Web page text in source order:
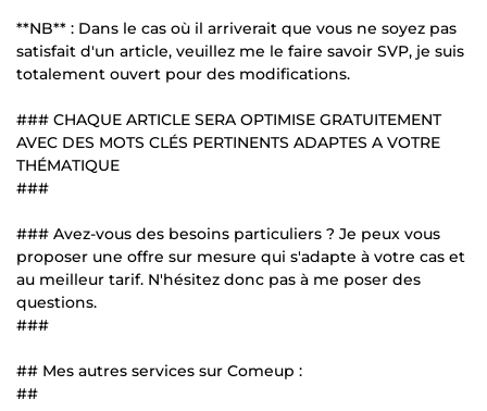
**NB** : Dans le cas où il arriverait que vous ne soyez pas
satisfait d'un article, veuillez me le faire savoir SVP, je suis
totalement ouvert pour des modifications.
### CHAQUE ARTICLE SERA OPTIMISE GRATUITEMENT
AVEC DES MOTS CLÉS PERTINENTS ADAPTES A VOTRE
THÉMATIQUE
###
### Avez-vous des besoins particuliers ? Je peux vous
proposer une offre sur mesure qui s'adapte à votre cas et
au meilleur tarif. N'hésitez donc pas à me poser des
questions.
###
## Mes autres services sur Comeup :
##